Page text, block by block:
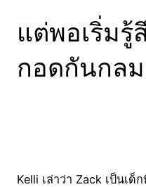
แต่พอเริ่มรู้
กอดกันกลม
Kelli เล่าว่า Zack เป็นเ